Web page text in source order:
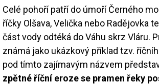
Celé pohoří patří do úmoří Černého
říčky Olšava, Velička nebo Radějovka
část vody odtéká do Váhu skrz Vláru.
známá jako ukázkový příklad tzv.
pod tímto zajímavým názvem
zpětné říční eroze se pramen řeky